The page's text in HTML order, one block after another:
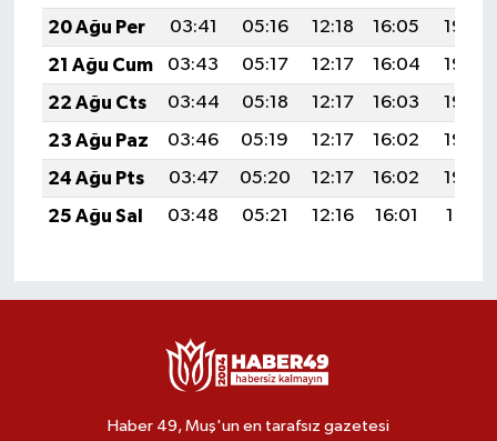
20 Ağu Per
03:41 05:16 12:18 16:05
19:09
21 Ağu Cum
03:43 05:17 12:17 16:04
19:08
22 Ağu Cts
03:44 05:18 12:17 16:03
19:06
23 Ağu Paz
03:46 05:19 12:17 16:02
19:05
24 Ağu Pts
03:47 05:20 12:17 16:02
19:03
25 Ağu Sal
03:48 05:21 12:16 16:01 19:01
Haber 49, Muş'un en tarafsız gazetesi